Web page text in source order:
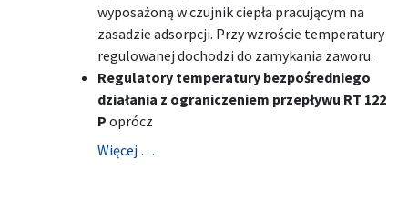
wyposażoną w czujnik ciepła pracującym na
zasadzie adsorpcji. Przy wzroście temperatury
regulowanej dochodzi do zamykania zaworu.
Regulatory temperatury bezpośredniego
działania z ograniczeniem przepływu RT 122
P oprócz
Więcej …